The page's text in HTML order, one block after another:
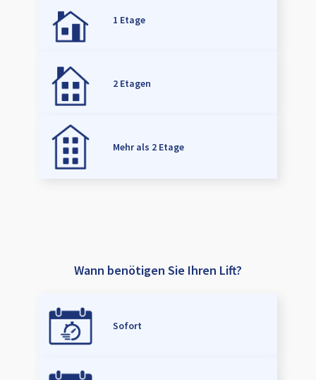
1 Etage
2 Etagen
Mehr als 2 Etage
Wann benötigen Sie Ihren Lift?
Sofort